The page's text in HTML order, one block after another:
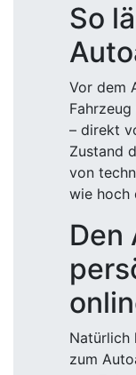
So
Vor dem
– direkt
Zustand
von
wie hoch
Den
Natürlich
zum